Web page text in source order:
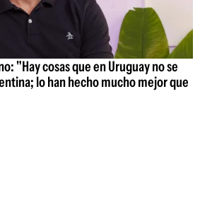
"Hay cosas que en Uruguay no se
lo han hecho mucho mejor que